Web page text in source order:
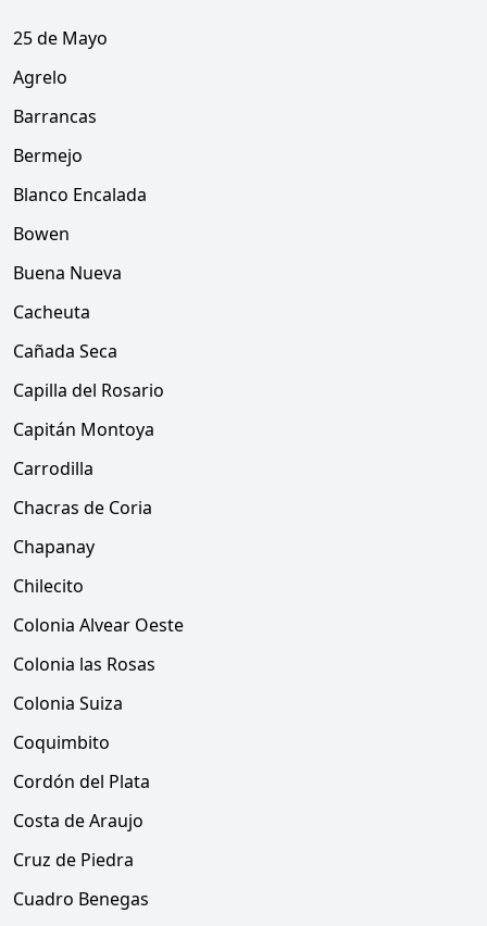
25 de Mayo
Agrelo
Barrancas
Bermejo
Blanco Encalada
Bowen
Buena Nueva
Cacheuta
Cañada Seca
Capilla del Rosario
Capitán Montoya
Carrodilla
Chacras de Coria
Chapanay
Chilecito
Colonia Alvear Oeste
Colonia las Rosas
Colonia Suiza
Coquimbito
Cordón del Plata
Costa de Araujo
Cruz de Piedra
Cuadro Benegas